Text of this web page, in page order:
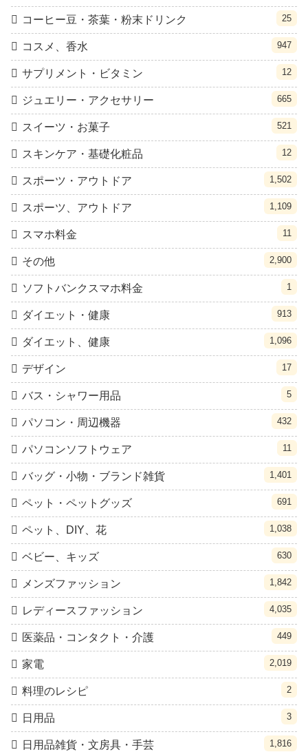
コーヒー豆・茶葉・粉末ドリンク 25
コスメ、香水 947
サプリメント・ビタミン 12
ジュエリー・アクセサリー 665
スイーツ・お菓子 521
スキンケア・基礎化粧品 12
スポーツ・アウトドア 1,502
スポーツ、アウトドア 1,109
スマホ料金 11
その他 2,900
ソフトバンクスマホ料金 1
ダイエット・健康 913
ダイエット、健康 1,096
デザイン 17
バス・シャワー用品 5
パソコン・周辺機器 432
パソコンソフトウェア 11
バッグ・小物・ブランド雑貨 1,401
ペット・ペットグッズ 691
ペット、DIY、花 1,038
ベビー、キッズ 630
メンズファッション 1,842
レディースファッション 4,035
医薬品・コンタクト・介護 449
家電 2,019
料理のレシピ 2
日用品 3
日用品雑貨・文房具・手芸 1,816